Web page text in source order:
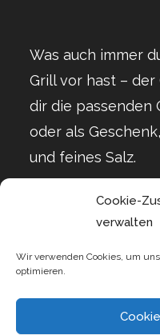
Cookie-
verwalten
Wir verwenden Cookies, um
optimieren.
Was auch immer
Grill vor hast –
dir die passenden
oder als
und feines Salz.